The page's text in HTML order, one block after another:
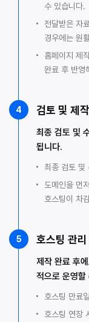
수 있습니다.
전달받은 자
경우에는 원
홈페이지 제
완료 후 반영
4 검토 및 제
최종 검토 및
됩니다.
최종 검토 및
도메인을 먼
호스팅이 차
5 호스팅 관
제작 완료 후
적으로 운영할
호스팅 만료
호스팅 연장